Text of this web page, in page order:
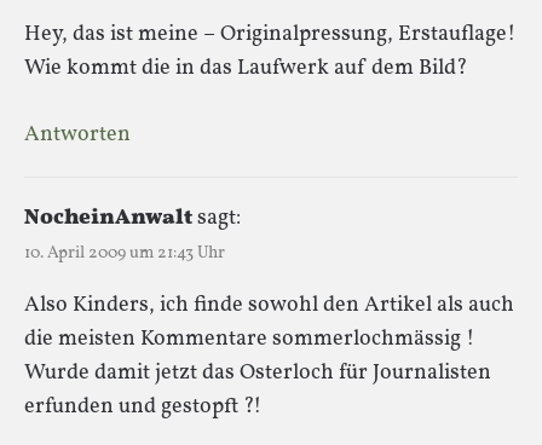
Hey, das ist meine – Originalpressung, Erstauflage!
Wie kommt die in das Laufwerk auf dem Bild?
Antworten
NocheinAnwaltsagt:
10. April 2009 um 21:43 Uhr
Also Kinders, ich finde sowohl den Artikel als auch
die meisten Kommentare sommerlochmässig !
Wurde damit jetzt das Osterloch für Journalisten
erfunden und gestopft ?!